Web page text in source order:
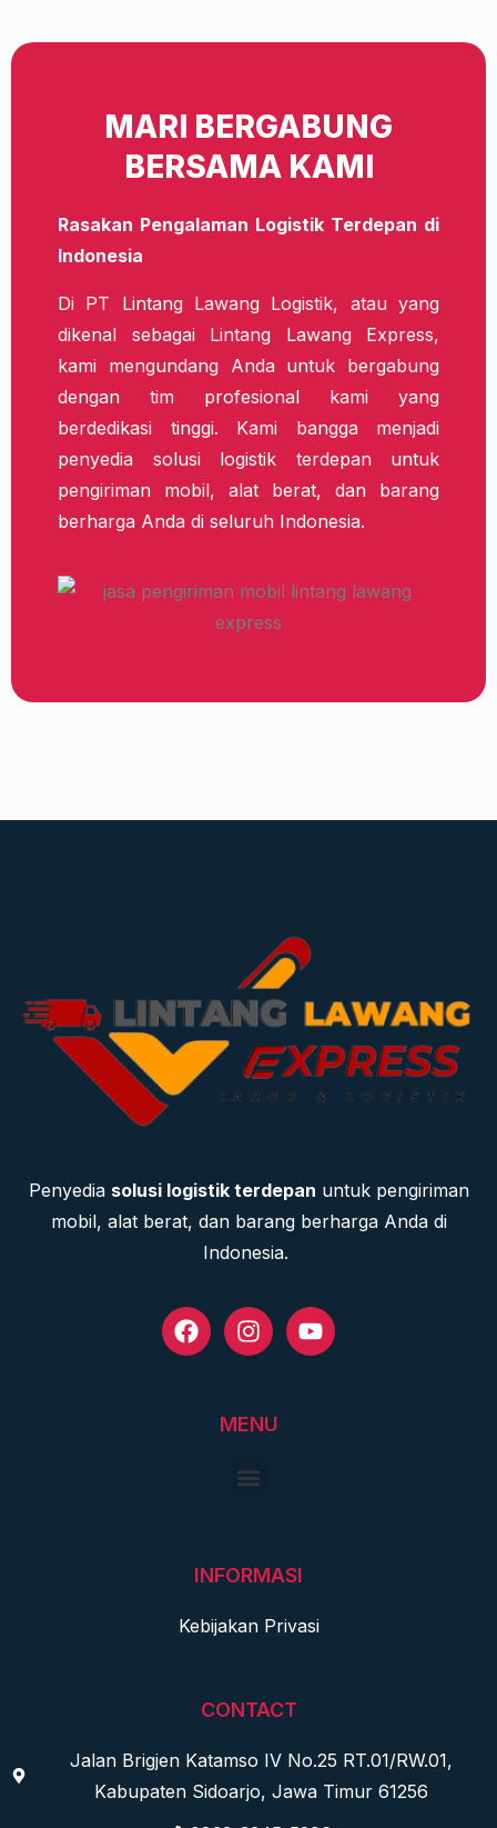
MARI BERGABUNG
BERSAMA KAMI
Rasakan Pengalaman Logistik Terdepan di
Indonesia
Di PT Lintang Lawang Logistik, atau yang
dikenal sebagai Lintang Lawang Express,
kami mengundang Anda untuk bergabung
dengan tim profesional kami yang
berdedikasi tinggi. Kami bangga menjadi
penyedia solusi logistik terdepan untuk
pengiriman mobil, alat berat, dan barang
berharga Anda di seluruh Indonesia.
Penyedia solusi logistik terdepan untuk pengiriman
mobil, alat berat, dan barang berharga Anda di
Indonesia.
MENU
INFORMASI
Kebijakan Privasi
CONTACT
Jalan Brigjen Katamso IV No.25 RT.01/RW.01,
Kabupaten Sidoarjo, Jawa Timur 61256